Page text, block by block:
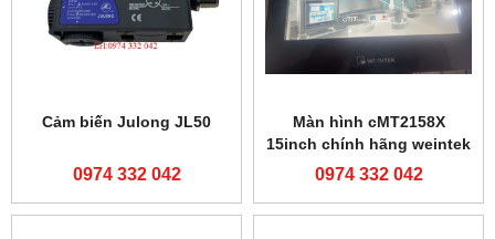
Cảm biến Julong JL50
0974 332 042
Màn hình cMT2158X
15inch chính hãng weintek
0974 332 042